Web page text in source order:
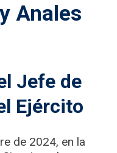
Anales
Jefe de
Ejército
de 2024, en la